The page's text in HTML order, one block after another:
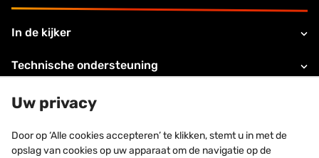
In de kijker
Technische ondersteuning
Over VMZINC
Legale informatie
Uw privacy
Door op ‘Alle cookies accepteren’ te klikken, stemt u in met de
opslag van cookies op uw apparaat om de navigatie op de